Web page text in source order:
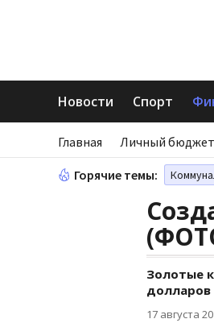
Новости Спорт
Главная Личный бюджет
Горячие темы:
Золотые
долларов
17 августа